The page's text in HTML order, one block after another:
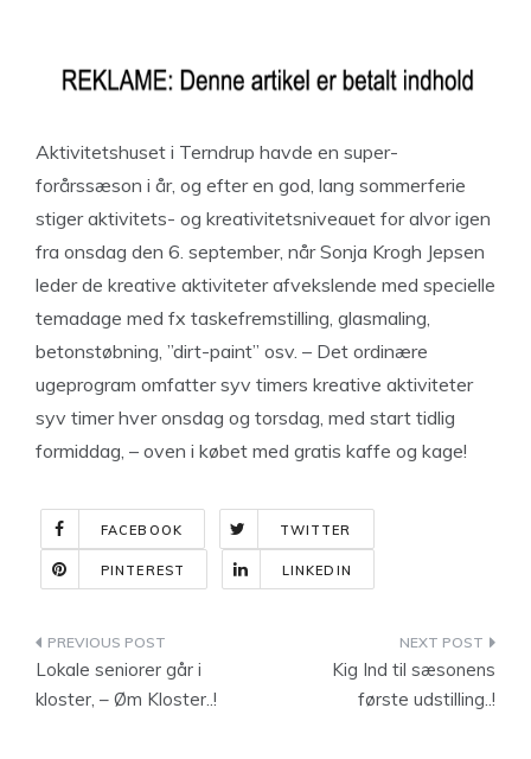
Aktivitetshuset i Terndrup havde en super-
forårssæson i år, og efter en god, lang sommerferie
stiger aktivitets- og kreativitetsniveauet for alvor igen
fra onsdag den 6. september, når Sonja Krogh Jepsen
leder de kreative aktiviteter afvekslende med specielle
temadage med fx taskefremstilling, glasmaling,
betonstøbning, ”dirt-paint” osv. – Det ordinære
ugeprogram omfatter syv timers kreative aktiviteter
syv timer hver onsdag og torsdag, med start tidlig
formiddag, – oven i købet med gratis kaffe og kage!
FACEBOOK TWITTER
PINTEREST LINKEDIN
Indlægsnavigation
Lokale seniorer går i
kloster, – Øm Kloster..!
Kig Ind til sæsonens
første udstilling..!